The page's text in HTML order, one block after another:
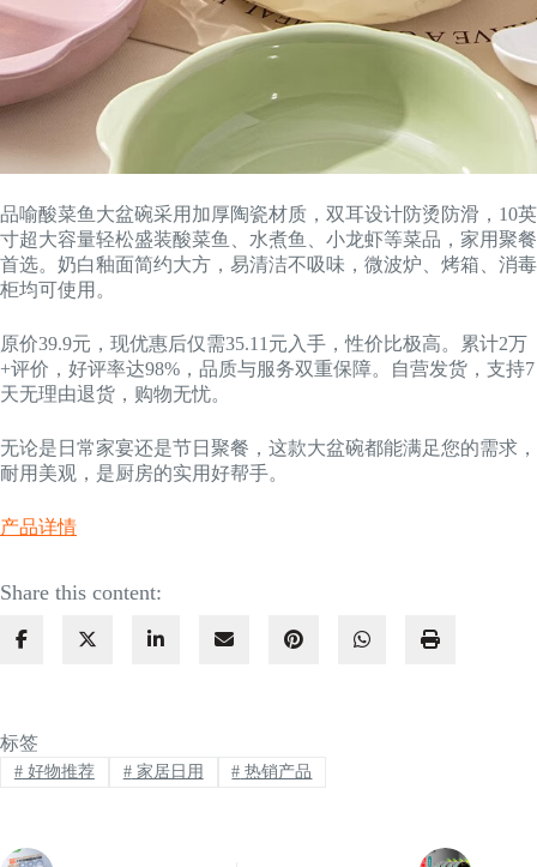
品喻酸菜鱼大盆碗采用加厚陶瓷材质，双耳设计防烫防滑，10英
寸超大容量轻松盛装酸菜鱼、水煮鱼、小龙虾等菜品，家用聚餐
首选。奶白釉面简约大方，易清洁不吸味，微波炉、烤箱、消毒
柜均可使用。
原价39.9元，现优惠后仅需35.11元入手，性价比极高。累计2万
+评价，好评率达98%，品质与服务双重保障。自营发货，支持7
天无理由退货，购物无忧。
无论是日常家宴还是节日聚餐，这款大盆碗都能满足您的需求，
耐用美观，是厨房的实用好帮手。
产品详情
Share this content:
标签
#好物推荐 #家居日用 # 热销产品